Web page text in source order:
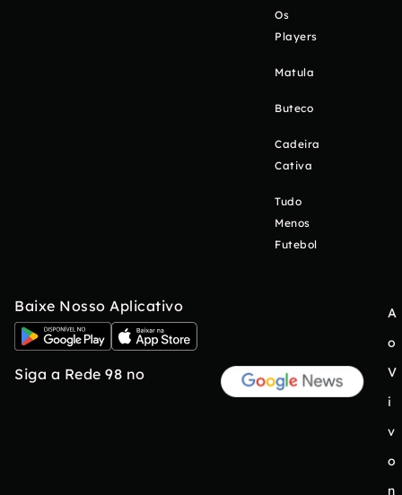
Os
Players
Matula
Buteco
Cadeira
Cativa
Tudo
Menos
Futebol
Baixe Nosso Aplicativo
Siga a Rede 98 no
A
o
V
i
v
o
n